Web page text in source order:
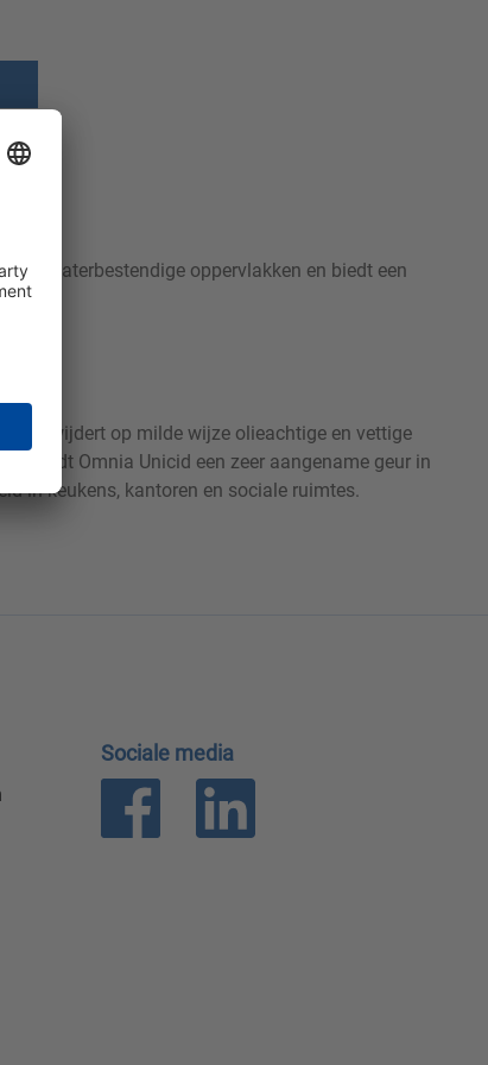
waterbestendige oppervlakken en biedt een
verwijdert op milde wijze olieachtige en vettige
Omnia Unicid een zeer aangename geur in
in keukens, kantoren en sociale ruimtes.
Sociale media